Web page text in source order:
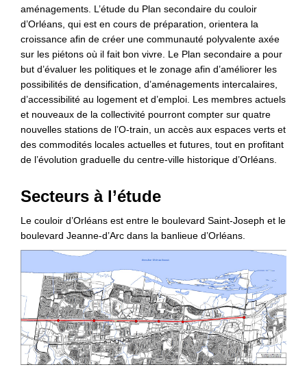
aménagements. L’étude du Plan secondaire du couloir
d’Orléans, qui est en cours de préparation, orientera la
croissance afin de créer une communauté polyvalente axée
sur les piétons où il fait bon vivre. Le Plan secondaire a pour
but d’évaluer les politiques et le zonage afin d’améliorer les
possibilités de densification, d’aménagements intercalaires,
d’accessibilité au logement et d’emploi. Les membres actuels
et nouveaux de la collectivité pourront compter sur quatre
nouvelles stations de l’O-train, un accès aux espaces verts et
des commodités locales actuelles et futures, tout en profitant
de l’évolution graduelle du centre-ville historique d’Orléans.
Secteurs à l’étude
Le couloir d’Orléans est entre le boulevard Saint-Joseph et le
boulevard Jeanne-d’Arc dans la banlieue d’Orléans.